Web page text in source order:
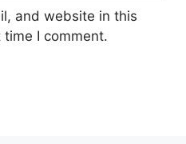
and website in this
I comment.